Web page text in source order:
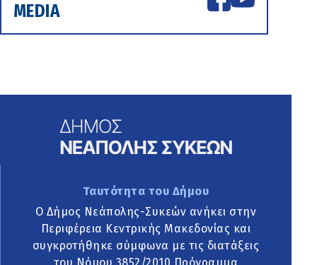
MEDIA
Ταυτότητα του Δήμου
Ο Δήμος Νεάπολης-Συκεών ανήκει στην
Περιφέρεια Κεντρικής Μακεδονίας και
συγκροτήθηκε σύμφωνα με τις διατάξεις